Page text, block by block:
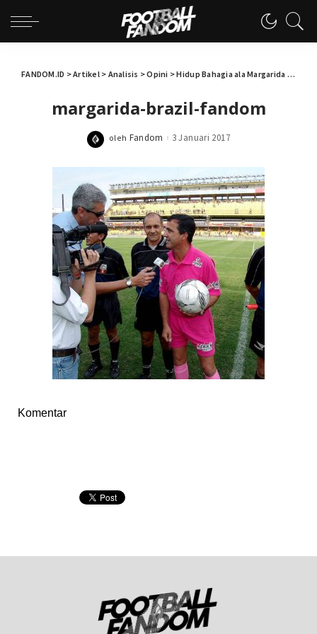
FANDOM.ID >Artikel> Analisis >Opini >Hidup Bahagia ala Margarida
margarida-brazil-fandom
Posted
oleh Fandom 3 Januari 2017
Komentar